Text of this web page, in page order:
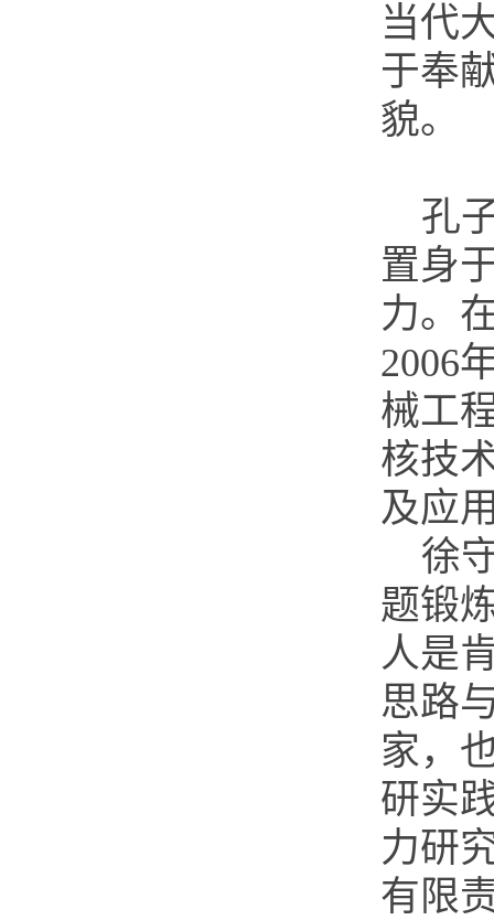
当代
于奉
貌。
孔
置身
力。
2006
械工
核技
及应
徐
题锻
人是
思路
家，
研实
力研
有限